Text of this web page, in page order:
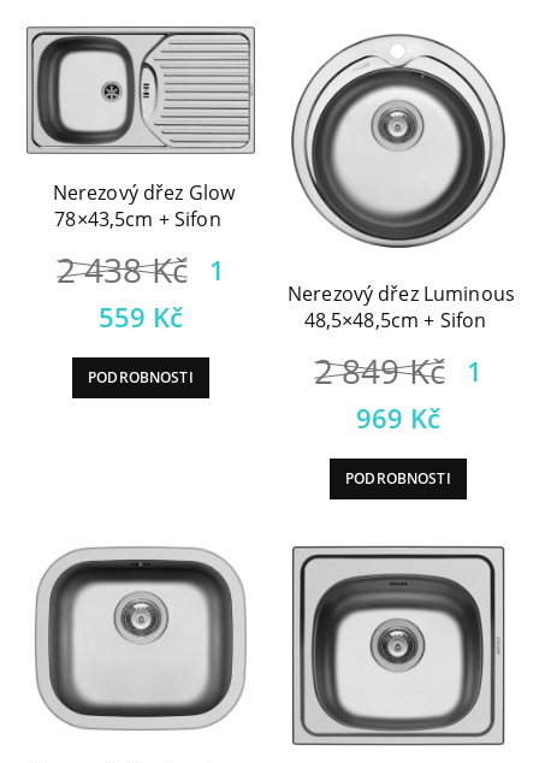
Nerezový dřez Glow
78×43,5cm + Sifon
2 438Kč Původní
byla:
2
1
559 KčAktuální
cena
je:
PODROBNOSTI
Nerezový dřez Luminous
48,5×48,5cm + Sifon
2 849Kč
byla:
2
849
1
969 Kč
cena
je:
1
969
PODROBNOSTI